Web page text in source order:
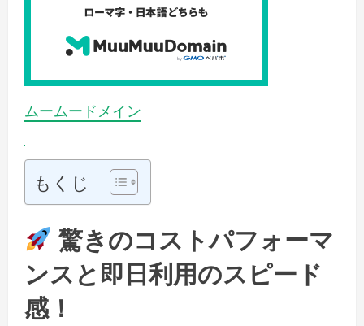
ムームードメイン
もくじ
驚きのコストパフォーマ
ンスと即日利用のスピード
感！